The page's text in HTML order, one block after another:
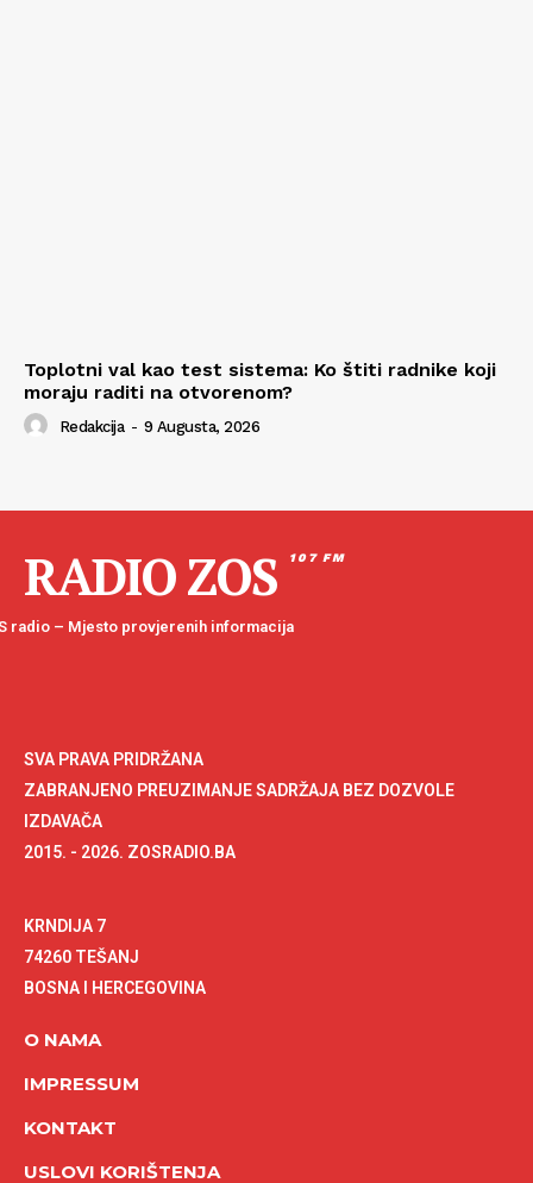
Toplotni val kao test sistema: Ko štiti radnike koji
moraju raditi na otvorenom?
Redakcija - 9 Augusta, 2026
RADIO ZOS 107 FM
radio – Mjesto provjerenih informacija
SVA PRAVA PRIDRŽANA
ZABRANJENO PREUZIMANJE SADRŽAJA BEZ DOZVOLE
IZDAVAČA
2015. - 2026. ZOSRADIO.BA
KRNDIJA 7
74260 TEŠANJ
BOSNA I HERCEGOVINA
O NAMA
IMPRESSUM
KONTAKT
USLOVI KORIŠTENJA